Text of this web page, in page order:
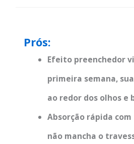
Prós:
Efeito preenchedor
primeira semana,
ao redor dos olhos e
Absorção rápida
não mancha o